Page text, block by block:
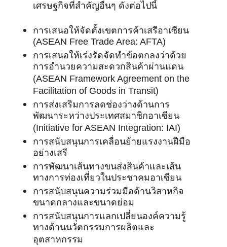
เศรษฐกิจที่สำคัญอื่นๆ ดังต่อไปนี้
การเสนอให้จัดตั้งเขตการค้าเสรีอาเซียน
(ASEAN Free Trade Area: AFTA)
การเสนอให้เร่งรัดจัดทำข้อตกลงว่าด้วย
การอำนวยความสะดวกสินค้าผ่านแดน
(ASEAN Framework Agreement on the
Facilitation of Goods in Transit)
การส่งเสริมการลดช่องว่างด้านการ
พัฒนาระหว่างประเทศสมาชิกอาเซียน
(Initiative for ASEAN Integration: IAI)
การสนับสนุนการเคลื่อนย้ายแรงงานฝีมือ
อย่างเสรี
การพัฒนาเส้นทางขนส่งสินค้าและเส้น
ทางการท่องเที่ยวในประชาคมอาเซียน
การสนับสนุนความร่วมมือด้านวิสาหกิจ
ขนาดกลางและขนาดย่อม
การสนับสนุนการแลกเปลี่ยนองค์ความรู้
ทางด้านนวัตกรรมการผลิตและ
อุตสาหกรรม